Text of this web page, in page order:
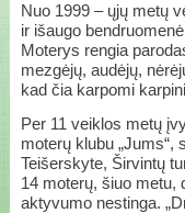
Nuo 1999 – ųjų metų
ir išaugo
Moterys rengia
mezgėjų, audėjų,
kad čia karpomi
Per 11 veiklos metų
moterų klubu „Jums“,
Teišerskyte, Širvintų
14 moterų, šiuo metu,
aktyvumo nestinga.